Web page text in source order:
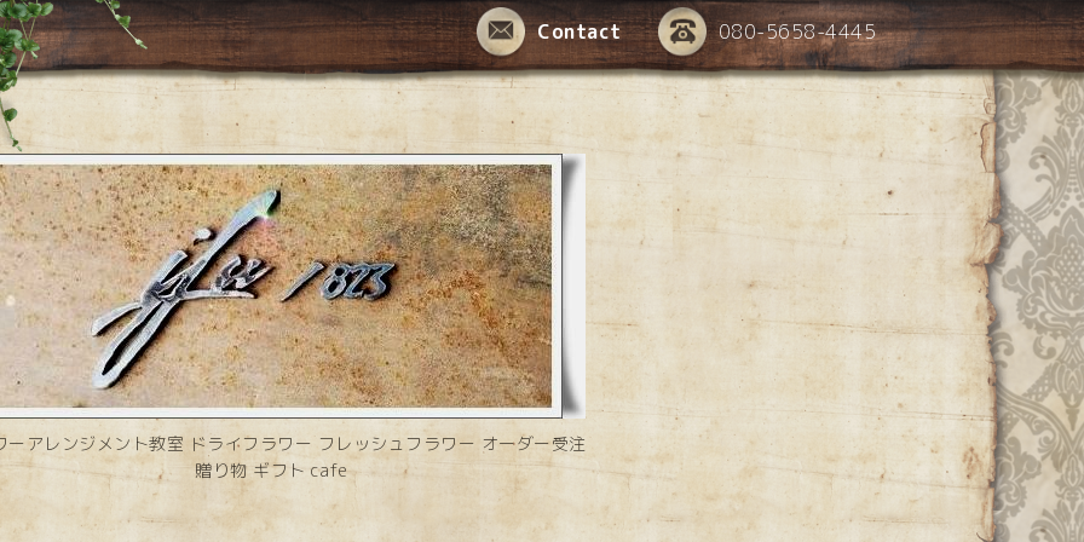
080-5658-4445
Contact
ーアレンジメント教室 ドライフラワー フレッシュフラワー オーダー受注
贈り物 ギフト cafe